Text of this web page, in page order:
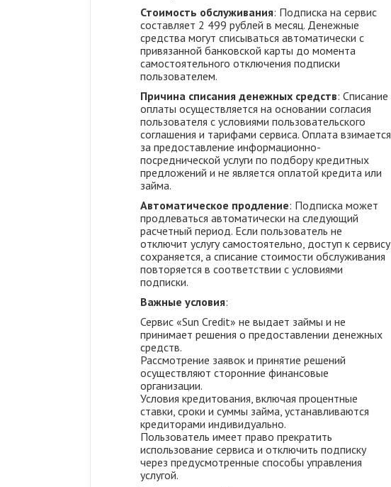
Стоимость обслуживания: Подписка на сервис
составляет 2 499 рублей в месяц. Денежные
средства могут списываться автоматически с
привязанной банковской карты до момента
самостоятельного отключения подписки
пользователем.
Причина списания денежных средств: Списание
оплаты осуществляется на основании согласия
пользователя с условиями пользовательского
соглашения и тарифами сервиса. Оплата взимается
за предоставление информационно-
посреднической услуги по подбору кредитных
предложений и не является оплатой кредита или
займа.
Автоматическое продление: Подписка может
продлеваться автоматически на следующий
расчетный период. Если пользователь не
отключит услугу самостоятельно, доступ к сервису
сохраняется, а списание стоимости обслуживания
повторяется в соответствии с условиями
подписки.
Важные условия:
Сервис «Sun Credit» не выдает займы и не
принимает решения о предоставлении денежных
средств.
Рассмотрение заявок и принятие решений
осуществляют сторонние финансовые
организации.
Условия кредитования, включая процентные
ставки, сроки и суммы займа, устанавливаются
кредиторами индивидуально.
Пользователь имеет право прекратить
использование сервиса и отключить подписку
через предусмотренные способы управления
услугой.